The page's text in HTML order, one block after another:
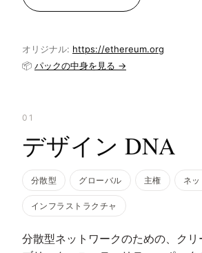
オリジナル: https://ethereum.org
📦 パックの中身を見る →
01
デザイン DNA
分散型 グローバル 主権 ネ
インフラストラクチャ
分散型ネットワークのための、ク